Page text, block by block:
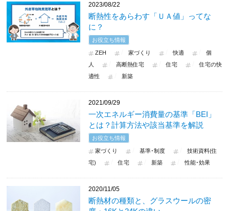
2023/08/22
断熱性をあらわす「ＵＡ値」ってな
に？
お役立ち情報
ZEH 家づくり 快適
個
人
高断熱住宅 住宅
住宅の快
適性
新築
2021/09/29
一次エネルギー消費量の基準「BEI」
とは？計算方法や該当基準を解説
お役立ち情報
家づくり 基準･制度
技術資料(住
宅)
住宅 新築 性能･効果
2020/11/05
断熱材の種類と、グラスウールの密